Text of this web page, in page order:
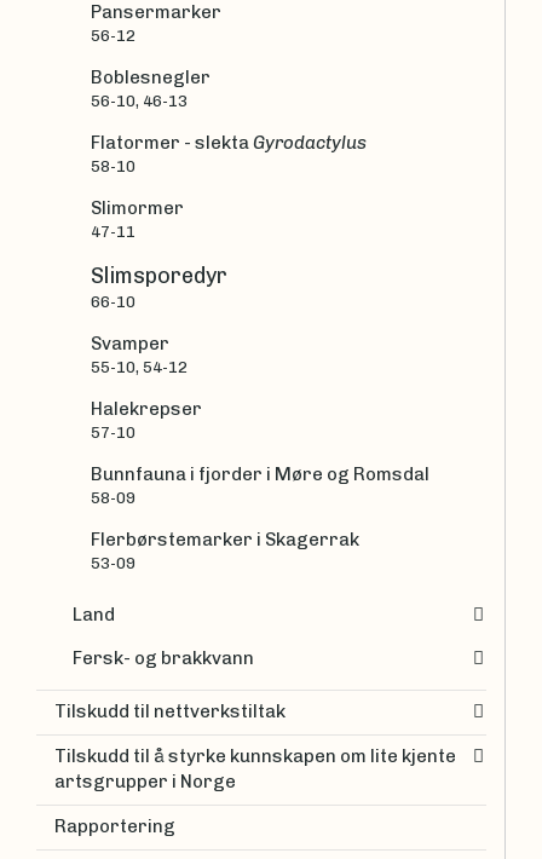
Pansermarker
56-12
Boblesnegler
56-10, 46-13
Flatormer - slektaGyrodactylus
58-10
Slimormer
47-11
Slimsporedyr
66-10
Svamper
55-10, 54-12
Halekrepser
57-10
Bunnfauna i fjorder i Møre og Romsdal
58-09
Flerbørstemarker i Skagerrak
53-09
Land
Fersk- og brakkvann
Tilskudd til nettverkstiltak
Tilskudd til å styrke kunnskapen om lite kjente
artsgrupper i Norge
Rapportering